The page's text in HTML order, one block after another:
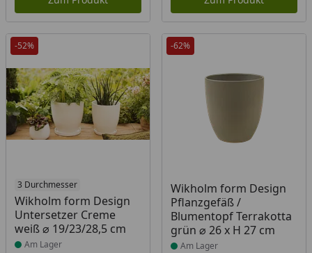
-52%
3 Durchmesser
Wikholm form Design
Untersetzer Creme
weiß ⌀ 19/23/28,5 cm
Produkt am Lager
Am Lager
-62%
Wikholm form Design
Pflanzgefäß /
Blumentopf Terrakotta
grün ⌀ 26 x H 27 cm
Produkt am Lager
Am Lager